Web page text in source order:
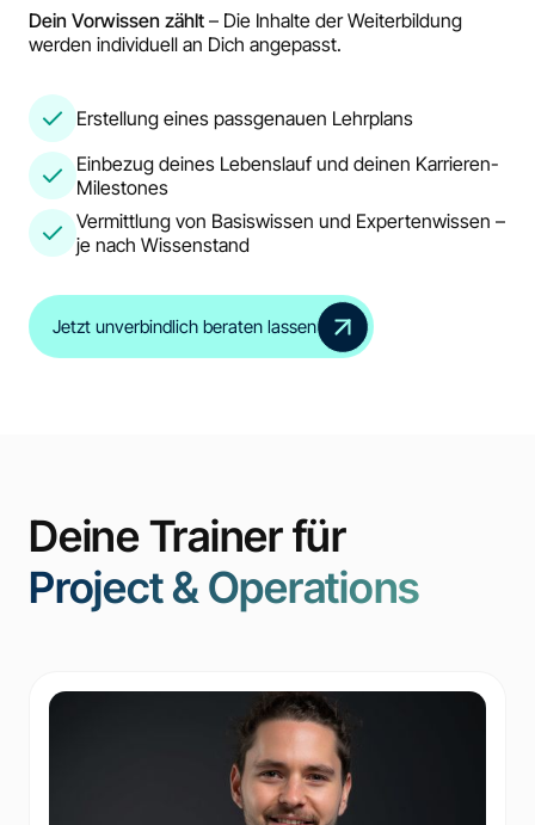
Dein Vorwissen zählt – Die Inhalte der Weiterbildung
werden individuell an Dich angepasst.
Erstellung eines passgenauen Lehrplans
Einbezug deines Lebenslauf und deinen Karrieren-
Milestones
Vermittlung von Basiswissen und Expertenwissen –
je nach Wissenstand
Jetzt unverbindlich beraten lassen
Deine Trainer für
Project & Operations